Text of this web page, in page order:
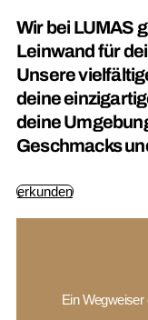
Wir bei LUMAS
Leinwand für
Unsere
deine
deine
Geschmacks
erkunden
Ein Wegweiser